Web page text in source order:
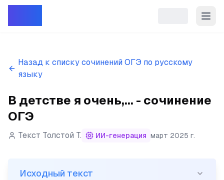
Назад к списку сочинений ОГЭ по русскому
языку
В детстве я очень,... - сочинение
ОГЭ
Текст Толстой Т. ИИ-генерация март 2025 г.
(1)В детстве я очень, очень старалась полюбить
Исходный текст